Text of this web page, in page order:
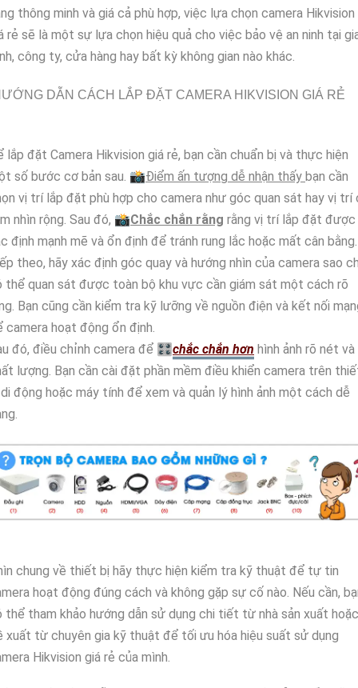
thông minh và giá cả phù hợp, việc lựa chọn camera Hikvision
rẻ sẽ là một sự lựa chọn hiệu quả cho việc bảo vệ an ninh tại
công ty, cửa hàng hay bất kỳ không gian nào khác.
DẪN CÁCH LẮP ĐẶT CAMERA HIKVISION GIÁ RẺ
lắp đặt Camera Hikvision giá rẻ, bạn cần chuẩn bị và thực hiện
số bước cơ bản sau. 📸Điểm ấn tượng dễ nhận thấy bạn cần
vị trí lắp đặt phù hợp cho camera như góc quan sát hay vị trí
nhìn rộng. Sau đó, 📸Chắc chắn rằng rằng vị trí lắp đặt được
định mạnh mẽ và ổn định để tránh rung lắc hoặc mất cân bằng.
theo, hãy xác định góc quay và hướng nhìn của camera sao
thể quan sát được toàn bộ khu vực cần giám sát một cách rõ
Bạn cũng cần kiểm tra kỹ lưỡng về nguồn điện và kết nối
camera hoạt động ổn định.
đó, điều chỉnh camera để 🎛chắc chắn hơn hình ảnh rõ nét và
lượng. Bạn cần cài đặt phần mềm điều khiển camera trên
động hoặc máy tính để xem và quản lý hình ảnh một cách dễ
chung về thiết bị hãy thực hiện kiểm tra kỹ thuật để tự tin
hoạt động đúng cách và không gặp sự cố nào. Nếu cần,
thể tham khảo hướng dẫn sử dụng chi tiết từ nhà sản xuất hoặc
xuất từ chuyên gia kỹ thuật để tối ưu hóa hiệu suất sử dụng
Hikvision giá rẻ của mình.